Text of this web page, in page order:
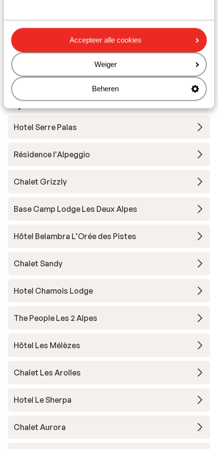
Accepteer alle cookies
Weiger
Beheren
Skilessen
Skimateriaal
Andere accommodaties in Les Deux
Alpes
Hotel Serre Palas
Résidence l'Alpeggio
Chalet Grizzly
Base Camp Lodge Les Deux Alpes
Hôtel Belambra L’Orée des Pistes
Chalet Sandy
Hotel Chamois Lodge
The People Les 2 Alpes
Hôtel Les Mélèzes
Chalet Les Arolles
Hotel Le Sherpa
Chalet Aurora